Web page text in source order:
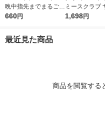
晩中指先までまるごと
守る お手入れ底上げ
660円
ミースクラブ
＆シアバター
1,698円
最近見た商品
商品を閲覧する